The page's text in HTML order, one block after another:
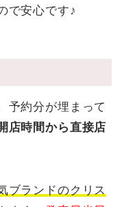
で安心です♪
予約分が埋まって
店時間から直接店
ブランドのクリス